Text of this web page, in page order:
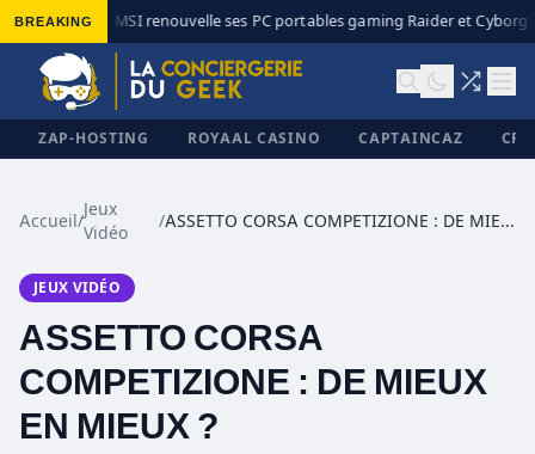
BREAKING◆ MSI renouvelle ses PC portables gaming Raider et Cyborg
ZAP-HOSTING ROYAAL CASINO CAPTAINCAZ
Accueil/
Jeux
Vidéo
/ ASSETTO CORSA COMPETIZIONE : DE MIEUX EN MIEUX ?
JEUX VIDÉO
ASSETTO CORSA
COMPETIZIONE : DE MIEUX
EN MIEUX ?